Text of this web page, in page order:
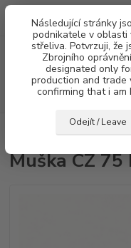
Následující stránky
podnikatele v oblasti
střeliva. Potvrzuji, že
Zbrojního
designated only
production and trade
confirming that i
Odejít / Leave
Muška CZ
Muška CZ